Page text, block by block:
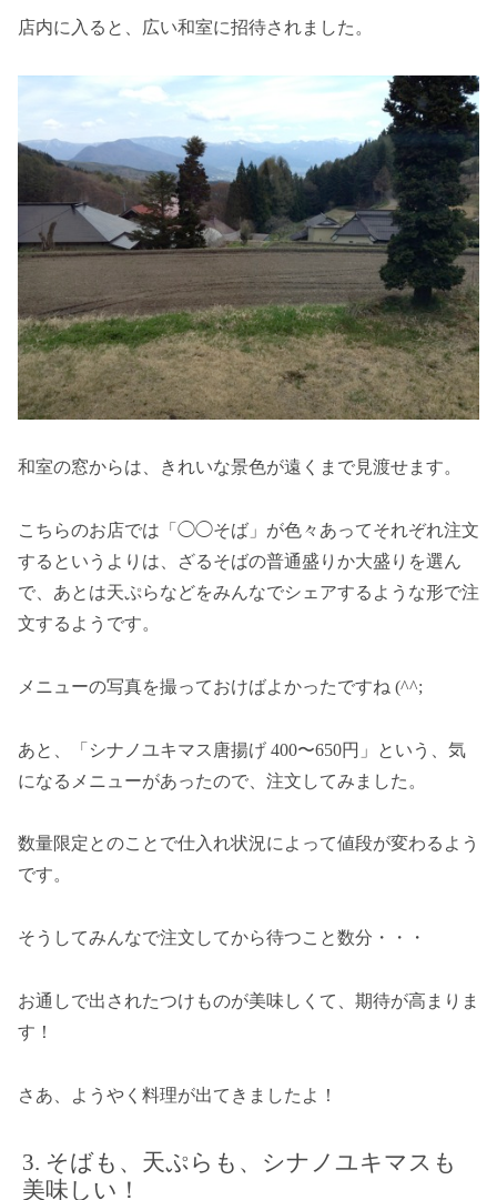
店内に入ると、広い和室に招待されました。
和室の窓からは、きれいな景色が遠くまで見渡せます。
こちらのお店では「◯◯そば」が色々あってそれぞれ注文
するというよりは、ざるそばの普通盛りか大盛りを選ん
で、あとは天ぷらなどをみんなでシェアするような形で注
文するようです。
メニューの写真を撮っておけばよかったですね (^^;
あと、「シナノユキマス唐揚げ 400〜650円」という、気
になるメニューがあったので、注文してみました。
数量限定とのことで仕入れ状況によって値段が変わるよう
です。
そうしてみんなで注文してから待つこと数分・・・
お通しで出されたつけものが美味しくて、期待が高まりま
す！
さあ、ようやく料理が出てきましたよ！
そばも、天ぷらも、シナノユキマスも
美味しい！